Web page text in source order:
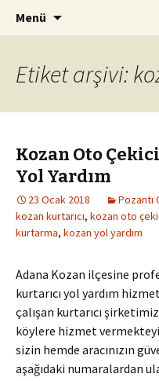
Pozantı Oto
261 94 08
Kurtarıcı Yol
Menü
Etiket arşivi:
Kozan Oto
Yol Yardım
23 Ocak 2018 Pozantı
kozan kurtarıcı, kozan oto
kurtarma, kozan yol yardım
Adana Kozan ilçesine
kurtarıcı yol yardım
çalışan kurtarıcı
köylere hizmet
sizin hemde aracınızın
aşağıdaki numaralardan